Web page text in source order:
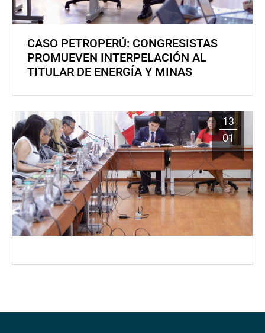
CASO PETROPERÚ: CONGRESISTAS
PROMUEVEN INTERPELACIÓN AL
TITULAR DE ENERGÍA Y MINAS
13
01